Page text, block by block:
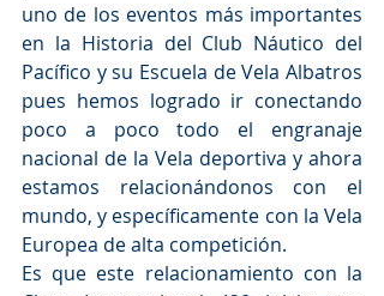
uno de los eventos más importantes
en la Historia del Club Náutico del
Pacífico y su Escuela de Vela Albatros
pues hemos logrado ir conectando
poco a poco todo el engranaje
nacional de la Vela deportiva y ahora
estamos relacionándonos con el
mundo, y específicamente con la Vela
Europea de alta competición.
Es que este relacionamiento con la